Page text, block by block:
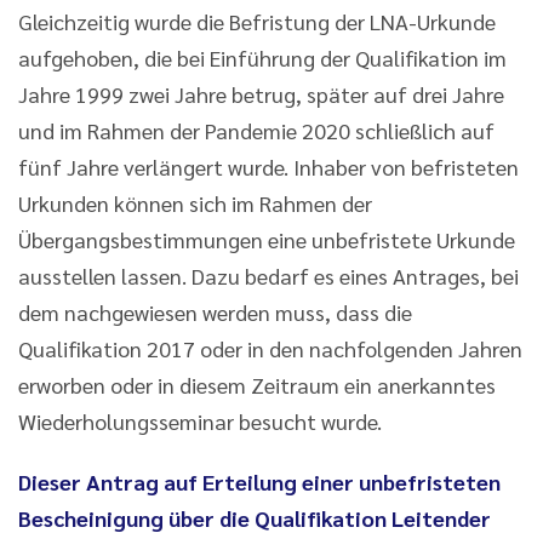
Gleichzeitig wurde die Befristung der LNA-Urkunde
aufgehoben, die bei Einführung der Qualifikation im
Jahre 1999 zwei Jahre betrug, später auf drei Jahre
und im Rahmen der Pandemie 2020 schließlich auf
fünf Jahre verlängert wurde. Inhaber von befristeten
Urkunden können sich im Rahmen der
Übergangsbestimmungen eine unbefristete Urkunde
ausstellen lassen. Dazu bedarf es eines Antrages, bei
dem nachgewiesen werden muss, dass die
Qualifikation 2017 oder in den nachfolgenden Jahren
erworben oder in diesem Zeitraum ein anerkanntes
Wiederholungsseminar besucht wurde.
Dieser Antrag auf Erteilung einer unbefristeten
Bescheinigung über die Qualifikation Leitender